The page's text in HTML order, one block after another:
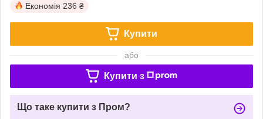
Економія 236 ₴
Купити
або
Купити з
Що таке купити з Пром?